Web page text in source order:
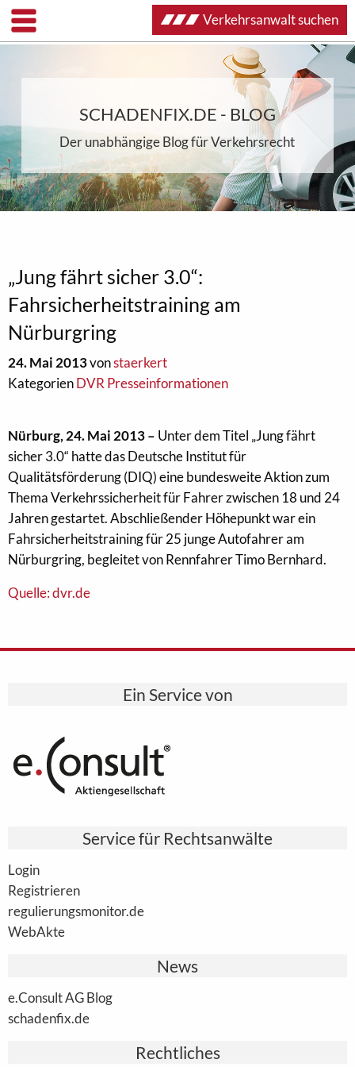
SCHADENFIX.DE - BLOG
Der unabhängige Blog für Verkehrsrecht
„Jung fährt sicher 3.0“:
Fahrsicherheitstraining am
Nürburgring
24. Mai 2013vonstaerkert
KategorienDVR Presseinformationen
Nürburg, 24. Mai 2013 – Unter dem Titel „Jung fährt
sicher 3.0“ hatte das Deutsche Institut für
Qualitätsförderung (DIQ) eine bundesweite Aktion zum
Thema Verkehrssicherheit für Fahrer zwischen 18 und 24
Jahren gestartet. Abschließender Höhepunkt war ein
Fahrsicherheitstraining für 25 junge Autofahrer am
Nürburgring, begleitet von Rennfahrer Timo Bernhard.
Quelle: dvr.de
Ein Service von
Service für Rechtsanwälte
Login
Registrieren
regulierungsmonitor.de
WebAkte
News
e.Consult AG Blog
schadenfix.de
Rechtliches
Verkehrsanwalt suchen